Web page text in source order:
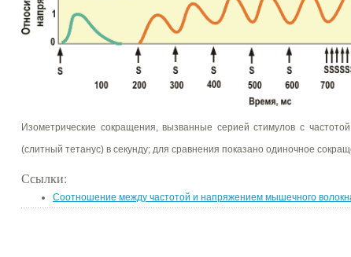
Изометрические сокращения, вызванные серией стимулов с
(слитный тетанус) в секунду; для сравнения показано одиночное
Ссылки:
Соотношение между частотой и напряжением мышечного